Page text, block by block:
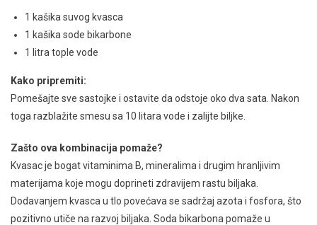
1 kašika suvog kvasca
1 kašika sode bikarbone
1 litra tople vode
Kako pripremiti:
Pomešajte sve sastojke i ostavite da odstoje oko dva sata. Nakon
toga razblažite smesu sa 10 litara vode i zalijte biljke.
Zašto ova kombinacija pomaže?
Kvasac je bogat vitaminima B, mineralima i drugim hranljivim
materijama koje mogu doprineti zdravijem rastu biljaka.
Dodavanjem kvasca u tlo povećava se sadržaj azota i fosfora, što
pozitivno utiče na razvoj biljaka. Soda bikarbona pomaže u